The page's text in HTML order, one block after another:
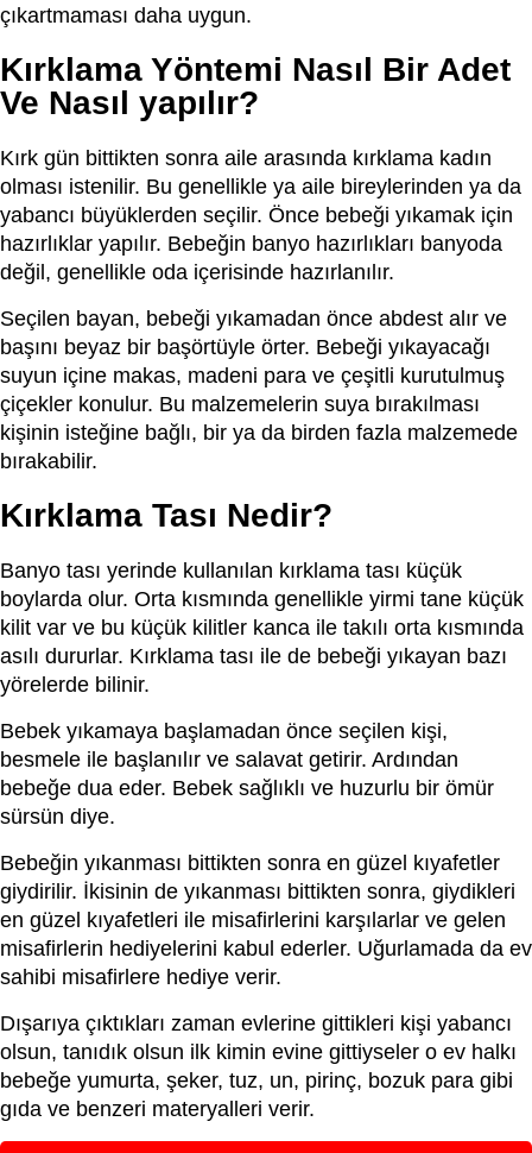
çıkartmaması daha uygun.
Kırklama Yöntemi Nasıl Bir Adet
Ve Nasıl yapılır?
Kırk gün bittikten sonra aile arasında kırklama kadın
olması istenilir. Bu genellikle ya aile bireylerinden ya da
yabancı büyüklerden seçilir. Önce bebeği yıkamak için
hazırlıklar yapılır. Bebeğin banyo hazırlıkları banyoda
değil, genellikle oda içerisinde hazırlanılır.
Seçilen bayan, bebeği yıkamadan önce abdest alır ve
başını beyaz bir başörtüyle örter. Bebeği yıkayacağı
suyun içine makas, madeni para ve çeşitli kurutulmuş
çiçekler konulur. Bu malzemelerin suya bırakılması
kişinin isteğine bağlı, bir ya da birden fazla malzemede
bırakabilir.
Kırklama Tası Nedir?
Banyo tası yerinde kullanılan kırklama tası küçük
boylarda olur. Orta kısmında genellikle yirmi tane küçük
kilit var ve bu küçük kilitler kanca ile takılı orta kısmında
asılı dururlar. Kırklama tası ile de bebeği yıkayan bazı
yörelerde bilinir.
Bebek yıkamaya başlamadan önce seçilen kişi,
besmele ile başlanılır ve salavat getirir. Ardından
bebeğe dua eder. Bebek sağlıklı ve huzurlu bir ömür
sürsün diye.
Bebeğin yıkanması bittikten sonra en güzel kıyafetler
giydirilir. İkisinin de yıkanması bittikten sonra, giydikleri
en güzel kıyafetleri ile misafirlerini karşılarlar ve gelen
misafirlerin hediyelerini kabul ederler. Uğurlamada da ev
sahibi misafirlere hediye verir.
Dışarıya çıktıkları zaman evlerine gittikleri kişi yabancı
olsun, tanıdık olsun ilk kimin evine gittiyseler o ev halkı
bebeğe yumurta, şeker, tuz, un, pirinç, bozuk para gibi
gıda ve benzeri materyalleri verir.